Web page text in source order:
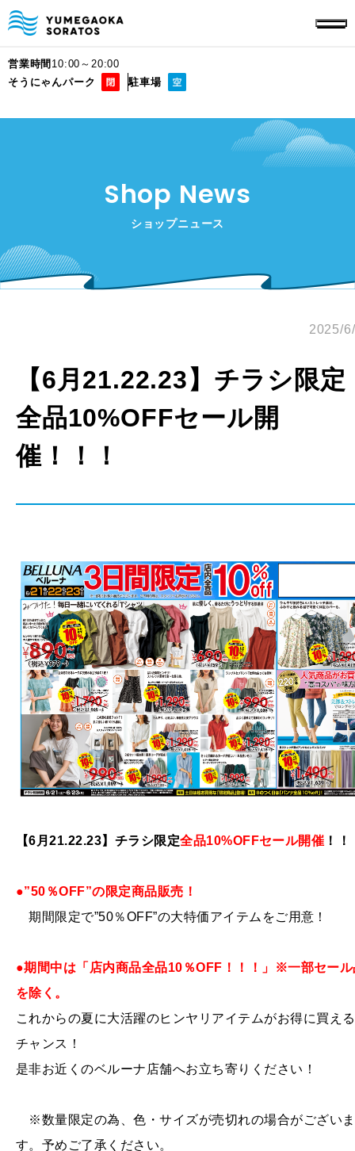
営業時間 10:00～20:00
そうにゃんパーク
駐車場
Shop News
ショップニュース
2025/
【6月21.22.23】チラシ限定
全品10%OFFセール開
催！！！
【6月21.22.23】チラシ限定全品10%OFFセール開催 ！！
●”50％OFF”の限定商品販売！
期間限定で”50％OFF”の大特価アイテムをご用意！
●期間中は「店内商品全品10％OFF！！！」※一部セール
を除く。
これからの夏に大活躍のヒンヤリアイテムがお得に買え
チャンス！
是非お近くのベルーナ店舗へお立ち寄りください！
※数量限定の為、色・サイズが売切れの場合がございま
す。予めご了承ください。